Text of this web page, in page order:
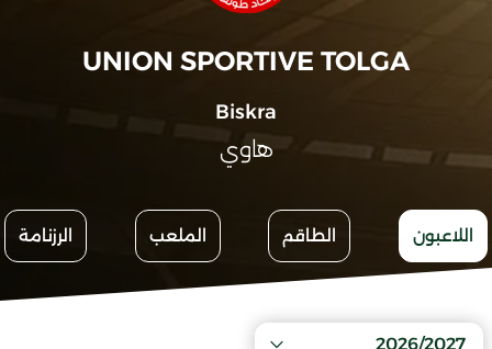
UNION SPORTIVE TOLGA
Biskra
هاوي
اللاعبون الطاقم الملعب الرزنامة
2026/2027